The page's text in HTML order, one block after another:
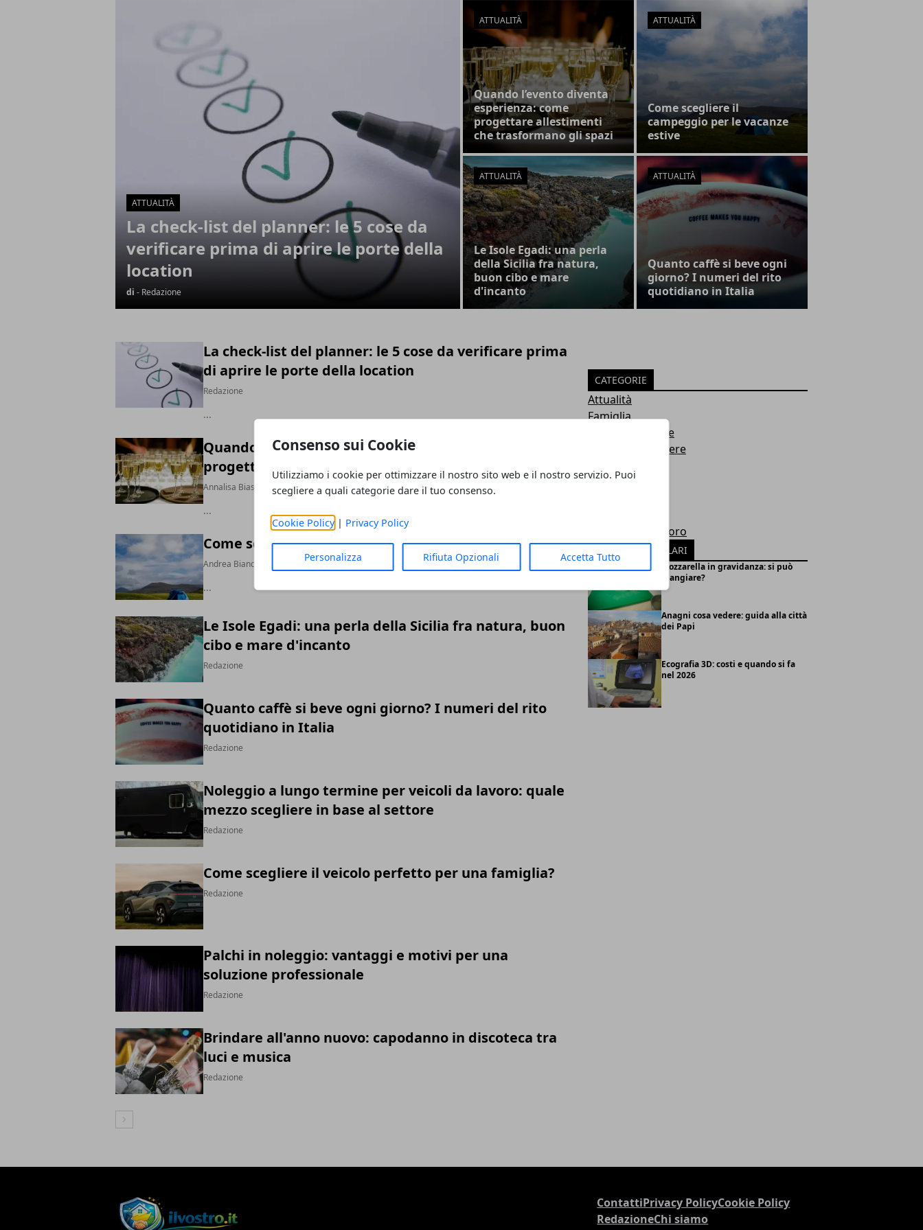
Consenso sui Cookie
Utilizziamo i cookie per ottimizzare il nostro sito web e il nostro servizio. Puoi
scegliere a quali categorie dare il tuo consenso.
Cookie Policy| Privacy Policy
Personalizza Rifiuta Opzionali Accetta Tutto
ATTUALITÀ
La check-list del planner: le 5 cose da
verificare prima di aprire le porte della
location
di - Redazione
ATTUALITÀ
Quando l’evento diventa
esperienza: come
progettare allestimenti
che trasformano gli spazi
ATTUALITÀ
Come scegliere il
campeggio per le vacanze
estive
ATTUALITÀ
Le Isole Egadi: una perla
della Sicilia fra natura,
buon cibo e mare
d'incanto
ATTUALITÀ
Quanto caffè si beve ogni
giorno? I numeri del rito
quotidiano in Italia
La check-list del planner: le 5 cose da verificare prima
di aprire le porte della location
Redazione
...
Quando l’evento diventa esperienza: come
progettare allestimenti che trasformano gli spazi
Annalisa Biasi
...
Come scegliere il campeggio per le vacanze estive
Andrea Bianchi
...
Le Isole Egadi: una perla della Sicilia fra natura, buon
cibo e mare d'incanto
Redazione
Quanto caffè si beve ogni giorno? I numeri del rito
quotidiano in Italia
Redazione
Noleggio a lungo termine per veicoli da lavoro: quale
mezzo scegliere in base al settore
Redazione
Come scegliere il veicolo perfetto per una famiglia?
Redazione
Palchi in noleggio: vantaggi e motivi per una
soluzione professionale
Redazione
Brindare all'anno nuovo: capodanno in discoteca tra
luci e musica
Redazione
Articolo Successivo
CATEGORIE
Attualità
Famiglia
Casa e Ambiente
Salute e Benessere
Alimentazione
Economia e Lavoro
ARTICOLI POPOLARI
Mozzarella in gravidanza: si può
mangiare?
Anagni cosa vedere: guida alla città
dei Papi
Ecografia 3D: costi e quando si fa
nel 2026
ContattiPrivacy PolicyCookie Policy
RedazioneChi siamo